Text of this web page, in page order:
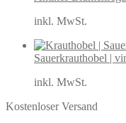
inkl. MwSt.
Sauerkrauthobel |
inkl. MwSt.
Kostenloser Versand